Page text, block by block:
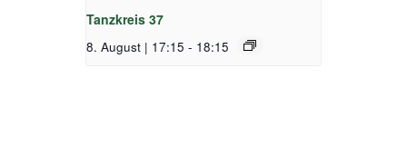
Tanzkreis 37
8. August | 17:15 - 18:15